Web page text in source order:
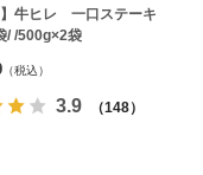
】牛ヒレ 一口ステーキ
/ /500g×2袋
（税込）
3.9 （148）